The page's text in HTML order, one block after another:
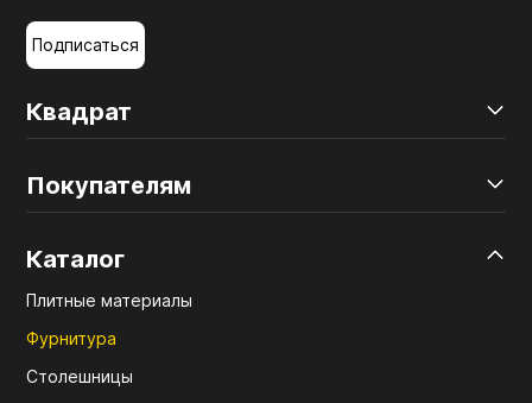
Квадрат
Покупателям
Каталог
Плитные материалы
Фурнитура
Столешницы
Подписаться